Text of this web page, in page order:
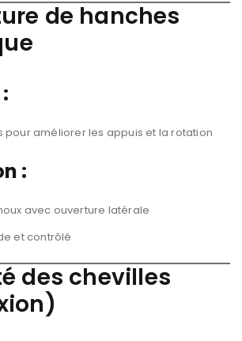
de hanches
pour améliorer les appuis et la rotation
:
avec ouverture latérale
et contrôlé
des chevilles